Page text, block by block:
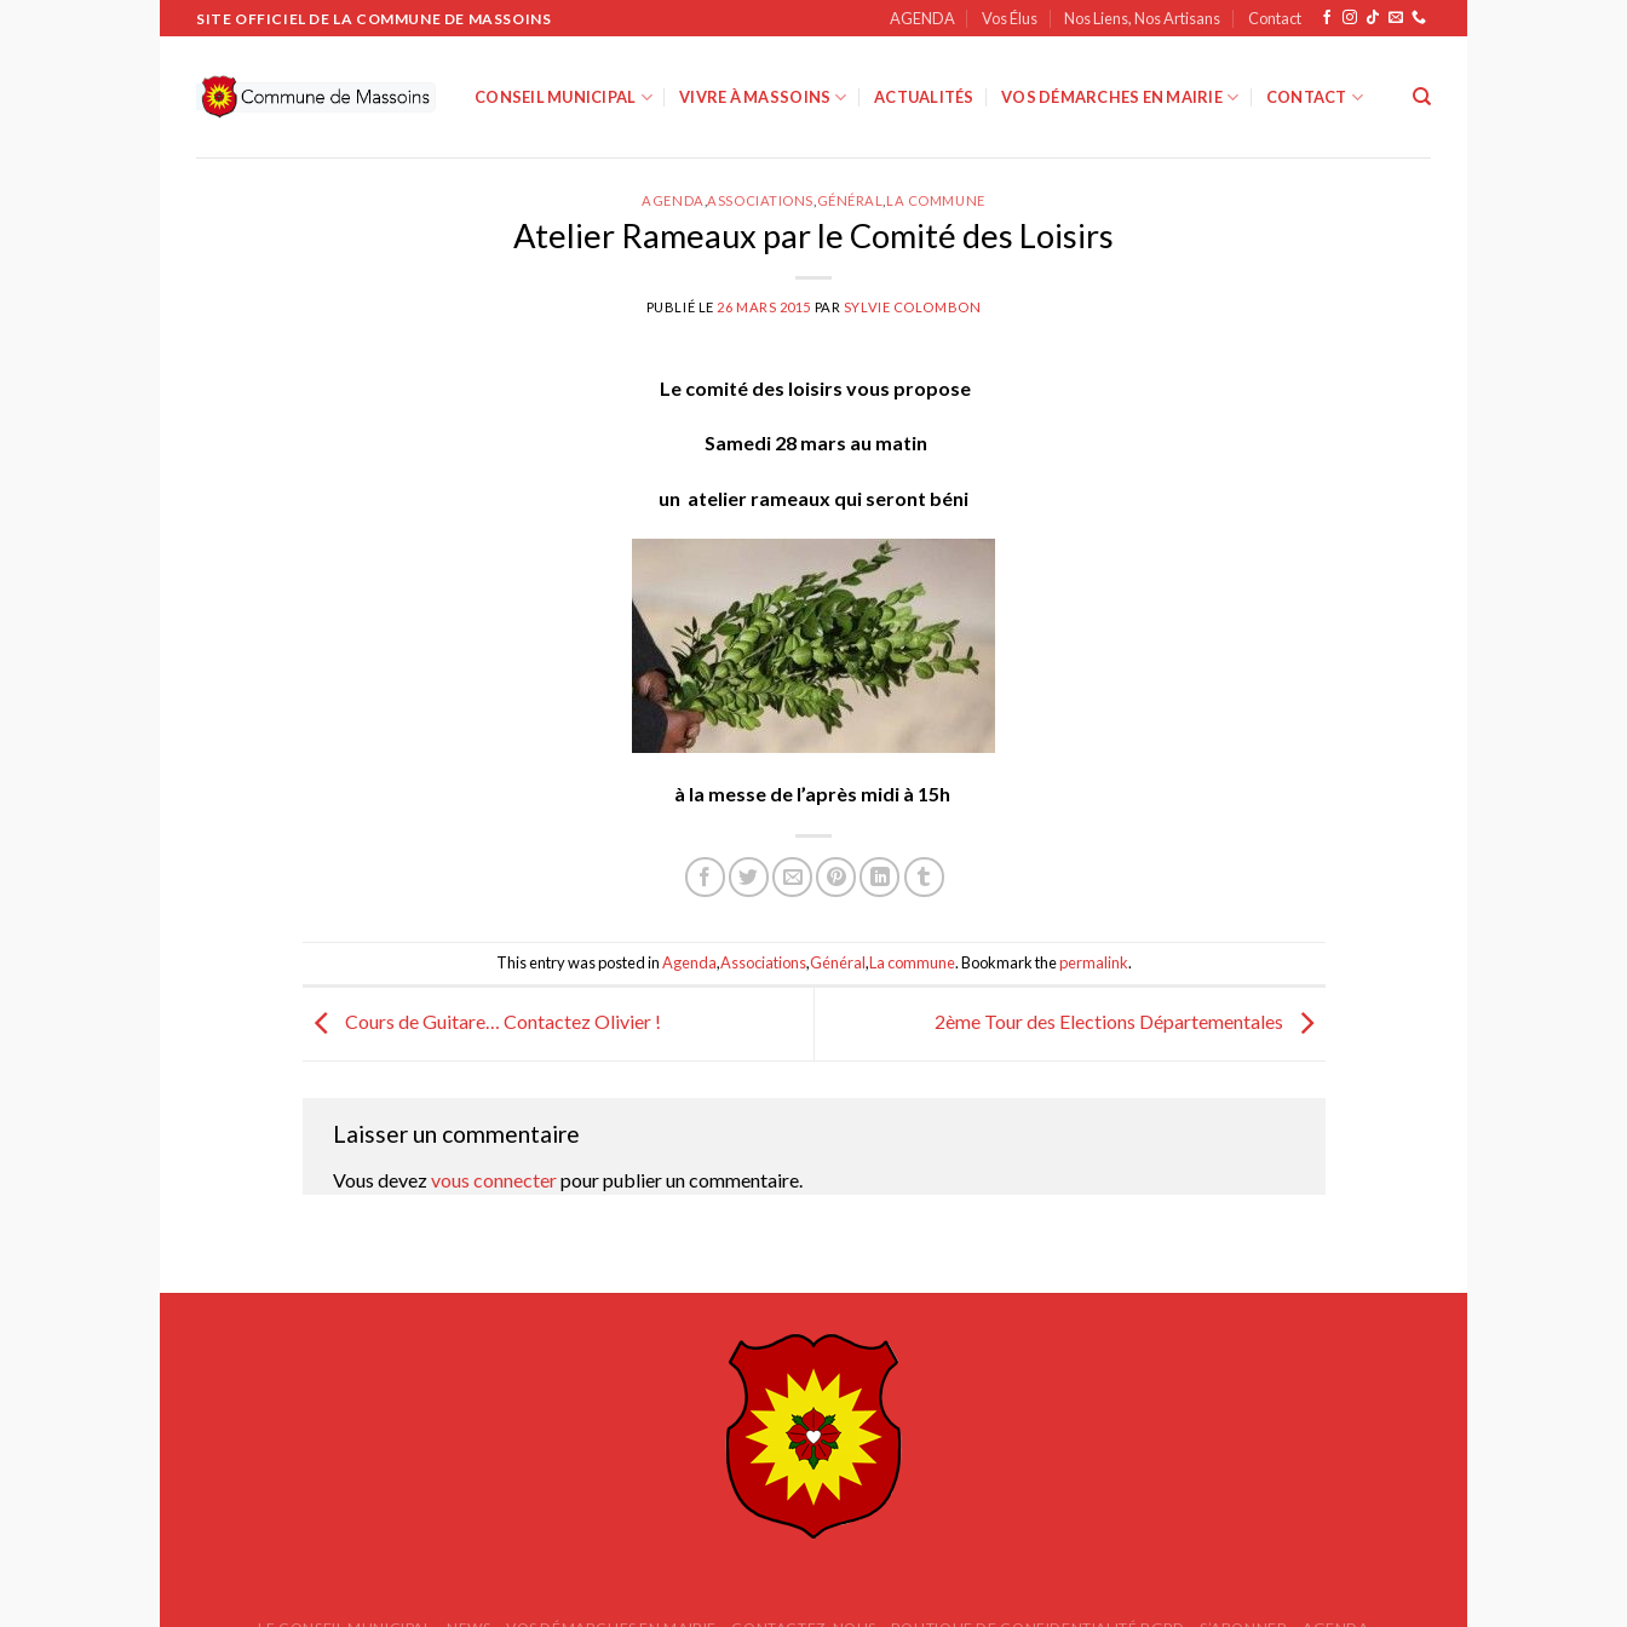
Passer
au
contenu
SITE OFFICIEL DE LA COMMUNE DE MASSOINS AGENDA Vos Élus Nos Liens, Nos Artisans Contact
CONSEIL MUNICIPAL VIVRE À MASSOINS ACTUALITÉS VOS DÉMARCHES EN MAIRIE CONTACT
AGENDA ,ASSOCIATIONS GÉNÉRAL LA COMMUNE
Atelier Rameaux par le Comité des Loisirs
PUBLIÉ LE 26 MARS 2015 PAR SYLVIE COLOMBON
Le comité des loisirs vous propose
Samedi 28 mars au matin
un atelier rameaux qui seront béni
à la messe de l’après midi à 15h
This entry was posted inAgenda,Associations,Général,La commune. Bookmark thepermalink.
Cours de Guitare… Contactez Olivier ! 2ème Tour des Elections Départementales
Laisser un commentaire
Vous devezvous connecterpour publier un commentaire.